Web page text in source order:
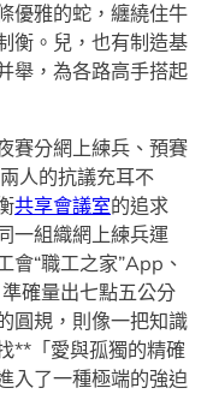
優雅的蛇，纏繞住牛
衡。兒，也有制造基
舉，為各路高手搭起
賽分網上練兵、預賽
人的抗議充耳不
共享會議室的追求
一組織網上練兵運
會“職工之家”App、
確量出七點五公分
圓規，則像一把知識
**「愛與孤獨的精確
入了一種極端的強迫